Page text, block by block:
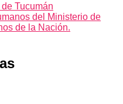
Tucumán
del Ministerio de
de la Nación.